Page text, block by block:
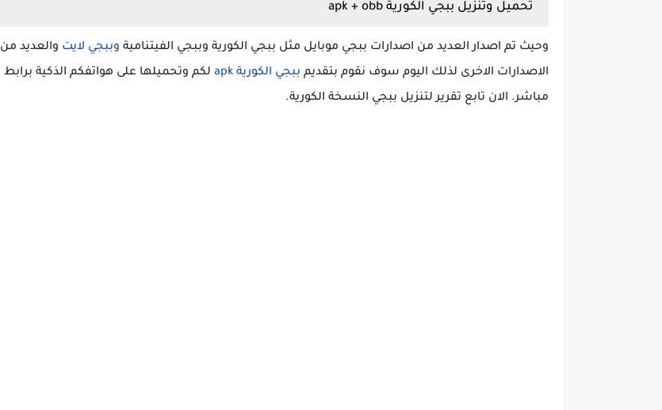
تحميل وتنزيل ببجي الكورية apk + obb
وحيث تم اصدار العديد من اصدارات ببجي موبايل مثل ببجي الكورية وببجي الفيتنامية وببجي لايت والعديد من
الاصدارات الاخرى لذلك اليوم سوف نقوم بتقديم ببجي الكورية apk
لكم وتحميلها على هواتفكم الذكية برابط
مباشر. الان تابع تقرير لتنزيل ببجي النسخة الكورية.